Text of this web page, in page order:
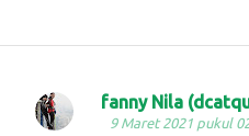
K
fanny Nila
9 Maret 2021 pukul